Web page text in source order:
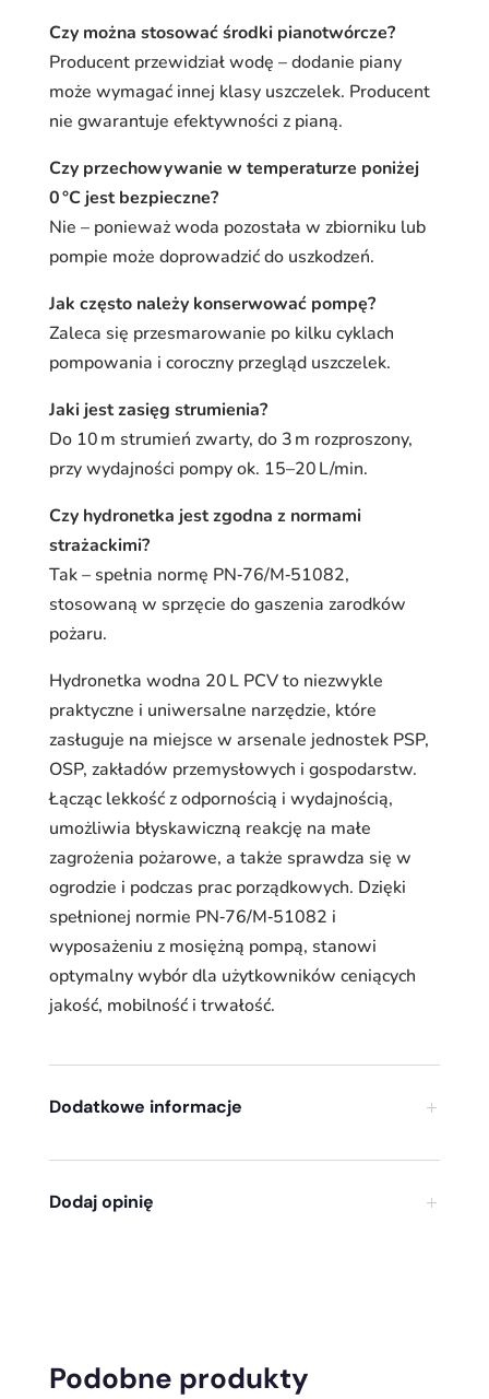
Czy można stosować środki pianotwórcze?
Producent przewidział wodę – dodanie piany
może wymagać innej klasy uszczelek. Producent
nie gwarantuje efektywności z pianą.
Czy przechowywanie w temperaturze poniżej
0 °C jest bezpieczne?
Nie – ponieważ woda pozostała w zbiorniku lub
pompie może doprowadzić do uszkodzeń.
Jak często należy konserwować pompę?
Zaleca się przesmarowanie po kilku cyklach
pompowania i coroczny przegląd uszczelek.
Jaki jest zasięg strumienia?
Do 10 m strumień zwarty, do 3 m rozproszony,
przy wydajności pompy ok. 15–20 L/min.
Czy hydronetka jest zgodna z normami
strażackimi?
Tak – spełnia normę PN‑76/M‑51082,
stosowaną w sprzęcie do gaszenia zarodków
pożaru.
Hydronetka wodna 20 L PCV to niezwykle
praktyczne i uniwersalne narzędzie, które
zasługuje na miejsce w arsenale jednostek PSP,
OSP, zakładów przemysłowych i gospodarstw.
Łącząc lekkość z odpornością i wydajnością,
umożliwia błyskawiczną reakcję na małe
zagrożenia pożarowe, a także sprawdza się w
ogrodzie i podczas prac porządkowych. Dzięki
spełnionej normie PN‑76/M‑51082 i
wyposażeniu z mosiężną pompą, stanowi
optymalny wybór dla użytkowników ceniących
jakość, mobilność i trwałość.
Dodatkowe informacje
Dodaj opinię
Podobne produkty